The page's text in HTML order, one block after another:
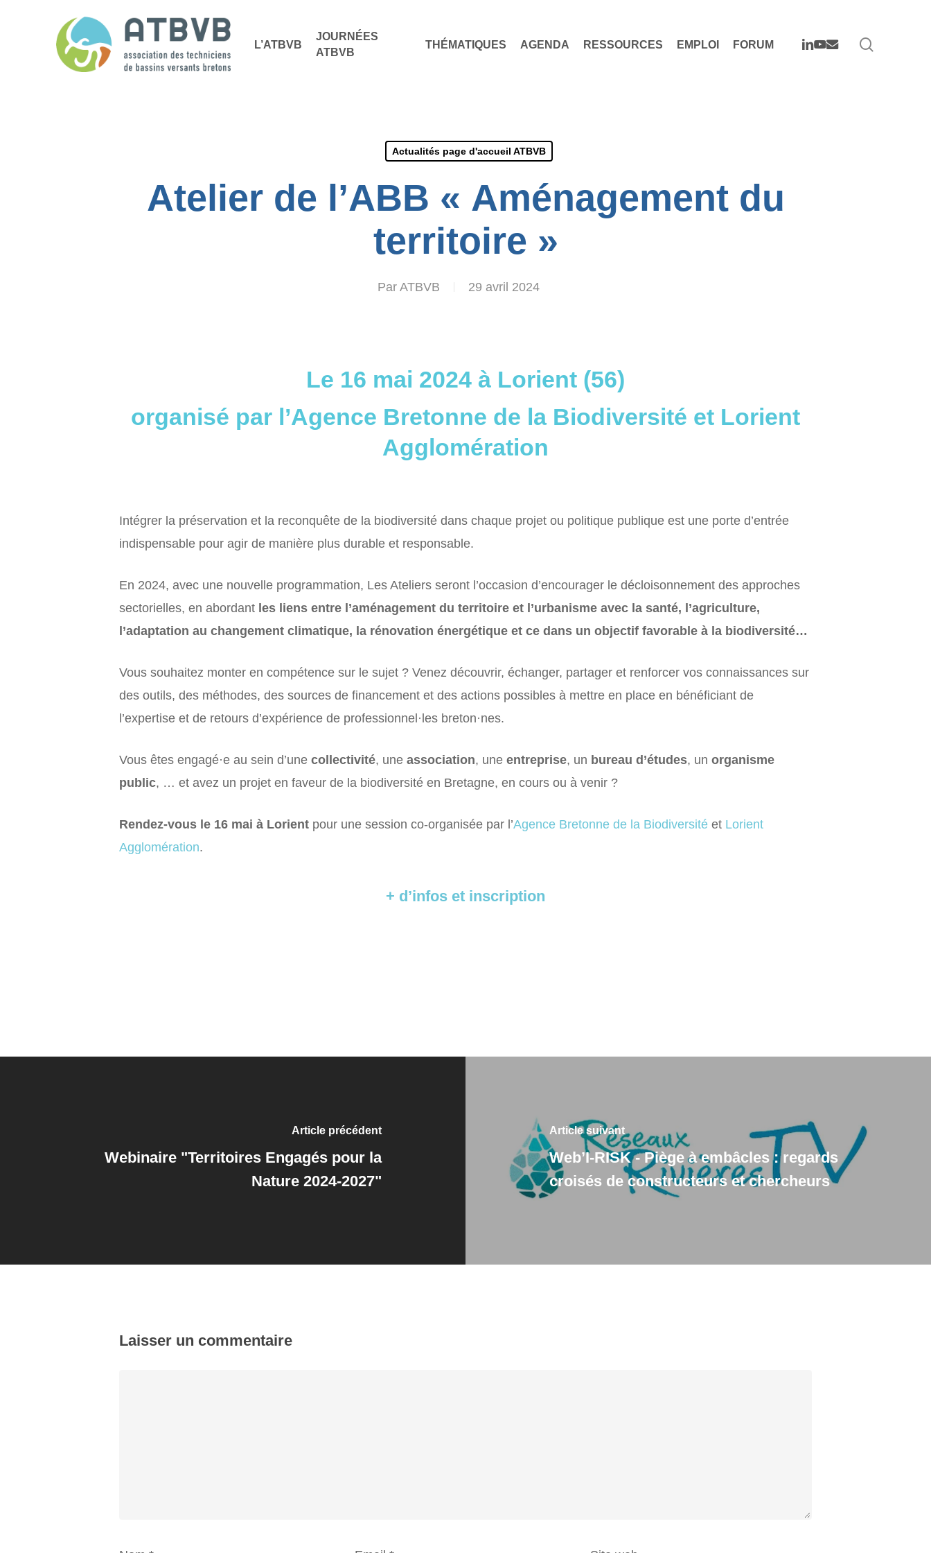
L’ATBVB
JOURNÉES
ATBVB
THÉMATIQUES AGENDA RESSOURCES EMPLOI FORUM LINKEDIN
YOUTUBE
EMAIL
Actualités page d'accueil ATBVB
Atelier de l’ABB « Aménagement du
territoire »
Par ATBVB 29 avril 2024
Le 16 mai 2024 à Lorient (56)
organisé par l’Agence Bretonne de la Biodiversité et Lorient
Agglomération
Intégrer la préservation et la reconquête de la biodiversité dans chaque projet ou politique publique est une porte d’entrée
indispensable pour agir de manière plus durable et responsable.
En 2024, avec une nouvelle programmation, Les Ateliers seront l’occasion d’encourager le décloisonnement des approches
sectorielles, en abordant les liens entre l’aménagement du territoire et l’urbanisme avec la santé, l’agriculture,
l’adaptation au changement climatique, la rénovation énergétique et ce dans un objectif favorable à la biodiversité…
Vous souhaitez monter en compétence sur le sujet ? Venez découvrir, échanger, partager et renforcer vos connaissances sur
des outils, des méthodes, des sources de financement et des actions possibles à mettre en place en bénéficiant de
l’expertise et de retours d’expérience de professionnel·les breton·nes.
Vous êtes engagé·e au sein d’une collectivité, une association, une entreprise, un bureau d’études, un organisme
public, … et avez un projet en faveur de la biodiversité en Bretagne, en cours ou à venir ?
Rendez-vous le 16 mai à Lorient pour une session co-organisée par l’Agence Bretonne de la Biodiversité et Lorient
Agglomération.
+ d’infos et inscription
Article précédent
Webinaire "Territoires Engagés pour la
Nature 2024-2027"
Article suivant
Web’I-RISK - Piège à embâcles : regards
croisés de constructeurs et chercheurs
Laisser un commentaire